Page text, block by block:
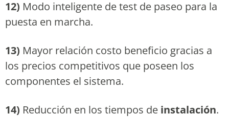
12) Modo inteligente de test de paseo para la
puesta en marcha.
13) Mayor relación costo beneficio gracias a
los precios competitivos que poseen los
componentes el sistema.
14) Reducción en los tiempos de instalación.